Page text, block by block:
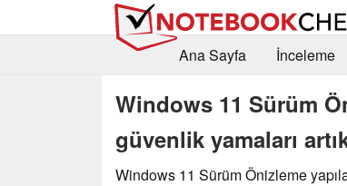
Ana Sayfa
İnceleme
Windows 11 Sürüm
güvenlik yamaları
Windows 11 Sürüm Önizleme